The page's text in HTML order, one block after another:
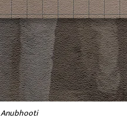
Anubhooti